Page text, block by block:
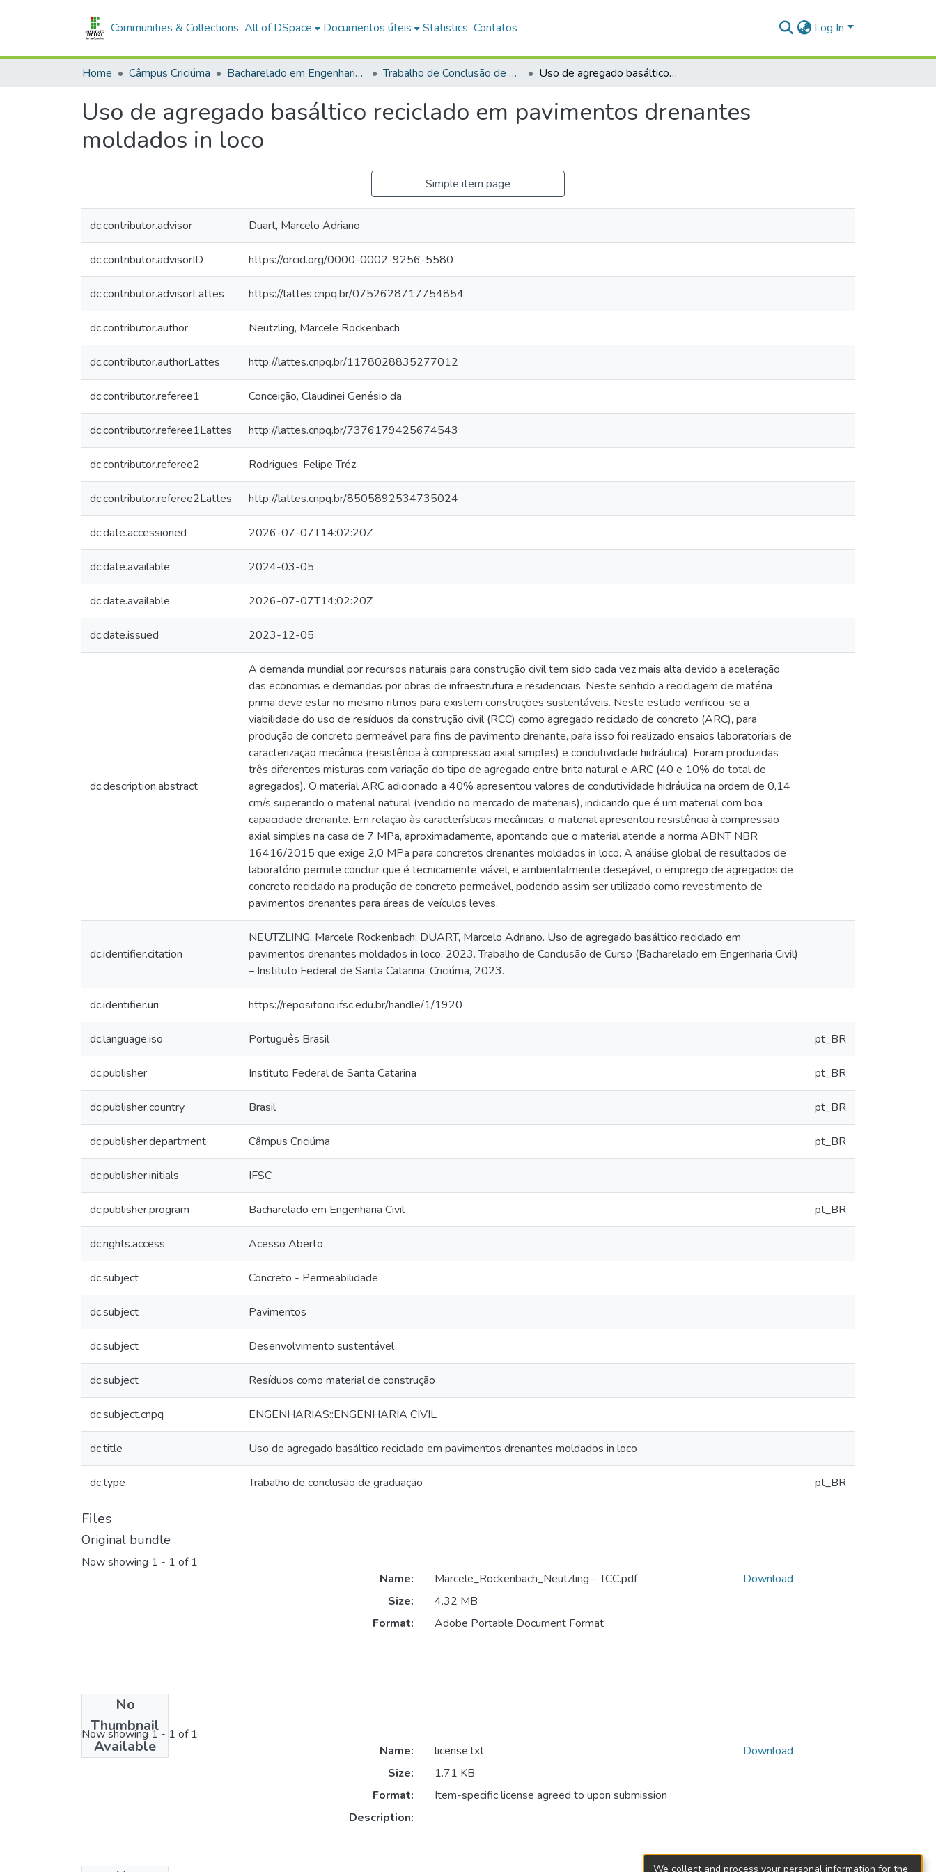
Communities & Collections All of DSpace Documentos úteis Statistics Contatos Log In
Home Câmpus Criciúma Bacharelado em Engenharia Civil Trabalho de Conclusão de Curso Uso de agregado basáltico reciclado em pavimentos drenantes moldados in loco
Uso de agregado basáltico reciclado em pavimentos drenantes
moldados in loco
Simple item page
dc.contributor.advisor Duart, Marcelo Adriano
dc.contributor.advisorID https://orcid.org/0000-0002-9256-5580
dc.contributor.advisorLattes https://lattes.cnpq.br/0752628717754854
dc.contributor.author Neutzling, Marcele Rockenbach
dc.contributor.authorLattes http://lattes.cnpq.br/1178028835277012
dc.contributor.referee1 Conceição, Claudinei Genésio da
dc.contributor.referee1Lattes http://lattes.cnpq.br/7376179425674543
dc.contributor.referee2 Rodrigues, Felipe Tréz
dc.contributor.referee2Lattes http://lattes.cnpq.br/8505892534735024
dc.date.accessioned 2026-07-07T14:02:20Z
dc.date.available 2024-03-05
dc.date.available 2026-07-07T14:02:20Z
dc.date.issued 2023-12-05
dc.description.abstract
A demanda mundial por recursos naturais para construção civil tem sido cada vez mais alta devido a aceleração
das economias e demandas por obras de infraestrutura e residenciais. Neste sentido a reciclagem de matéria
prima deve estar no mesmo ritmos para existem construções sustentáveis. Neste estudo verificou-se a
viabilidade do uso de resíduos da construção civil (RCC) como agregado reciclado de concreto (ARC), para
produção de concreto permeável para fins de pavimento drenante, para isso foi realizado ensaios laboratoriais de
caracterização mecânica (resistência à compressão axial simples) e condutividade hidráulica). Foram produzidas
três diferentes misturas com variação do tipo de agregado entre brita natural e ARC (40 e 10% do total de
agregados). O material ARC adicionado a 40% apresentou valores de condutividade hidráulica na ordem de 0,14
cm/s superando o material natural (vendido no mercado de materiais), indicando que é um material com boa
capacidade drenante. Em relação às características mecânicas, o material apresentou resistência à compressão
axial simples na casa de 7 MPa, aproximadamente, apontando que o material atende a norma ABNT NBR
16416/2015 que exige 2,0 MPa para concretos drenantes moldados in loco. A análise global de resultados de
laboratório permite concluir que é tecnicamente viável, e ambientalmente desejável, o emprego de agregados de
concreto reciclado na produção de concreto permeável, podendo assim ser utilizado como revestimento de
pavimentos drenantes para áreas de veículos leves.
dc.identifier.citation
NEUTZLING, Marcele Rockenbach; DUART, Marcelo Adriano. Uso de agregado basáltico reciclado em
pavimentos drenantes moldados in loco. 2023. Trabalho de Conclusão de Curso (Bacharelado em Engenharia Civil)
– Instituto Federal de Santa Catarina, Criciúma, 2023.
dc.identifier.uri https://repositorio.ifsc.edu.br/handle/1/1920
dc.language.iso Português Brasil pt_BR
dc.publisher Instituto Federal de Santa Catarina pt_BR
dc.publisher.country Brasil pt_BR
dc.publisher.department Câmpus Criciúma pt_BR
dc.publisher.initials IFSC
dc.publisher.program Bacharelado em Engenharia Civil pt_BR
dc.rights.access Acesso Aberto
dc.subject Concreto - Permeabilidade
dc.subject Pavimentos
dc.subject Desenvolvimento sustentável
dc.subject Resíduos como material de construção
dc.subject.cnpq ENGENHARIAS::ENGENHARIA CIVIL
dc.title Uso de agregado basáltico reciclado em pavimentos drenantes moldados in loco
dc.type Trabalho de conclusão de graduação pt_BR
Files
Original bundle
Now showing 1 - 1 of 1
No
Thumbnail
Available
Name:
Marcele_Rockenbach_Neutzling - TCC.pdf
Size:
4.32 MB
Format:
Adobe Portable Document Format
Download
License bundle
Now showing1 - 1 of 1
Name:
license.txt
Size:
1.71 KB
Format:
Item-specific license agreed to upon submission
Description:
Download
We collect and process your personal information for the